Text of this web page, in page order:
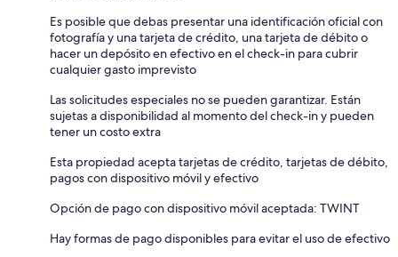
Es posible que debas presentar una identificación oficial con
fotografía y una tarjeta de crédito, una tarjeta de débito o
hacer un depósito en efectivo en el check-in para cubrir
cualquier gasto imprevisto
Las solicitudes especiales no se pueden garantizar. Están
sujetas a disponibilidad al momento del check-in y pueden
tener un costo extra
Esta propiedad acepta tarjetas de crédito, tarjetas de débito,
pagos con dispositivo móvil y efectivo
Opción de pago con dispositivo móvil aceptada: TWINT
Hay formas de pago disponibles para evitar el uso de efectivo